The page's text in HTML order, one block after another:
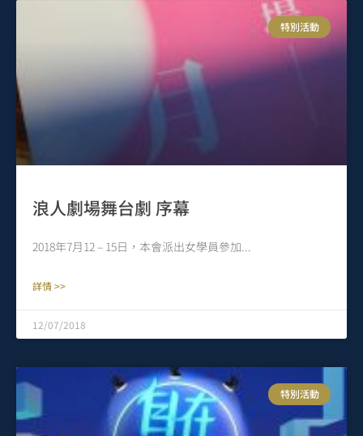
特別活動
浪人劇場舞台劇 序幕
2018年7月12 – 15日，本會派出女學員參加
詳情 >>
12/07/2018
特別活動